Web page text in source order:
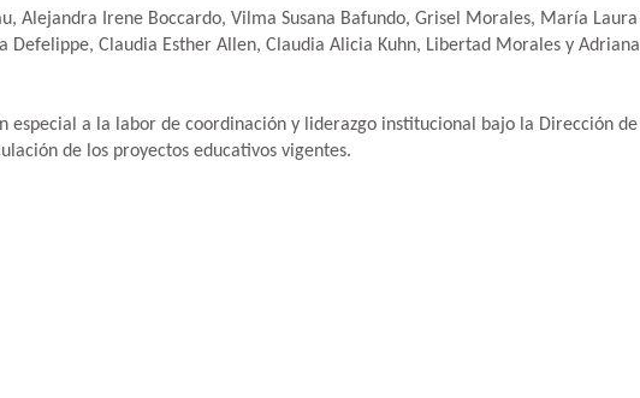
Alejandra Irene Boccardo, Vilma Susana Bafundo, Grisel Morales, María Laura
Defelippe, Claudia Esther Allen, Claudia Alicia Kuhn, Libertad Morales y Adriana
especial a la labor de coordinación y liderazgo institucional bajo la Dirección de
de los proyectos educativos vigentes.